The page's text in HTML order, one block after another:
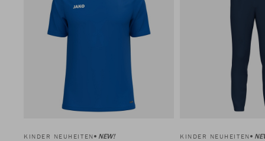
KINDER NEUHEITEN NEW! KINDER NEUHEITEN